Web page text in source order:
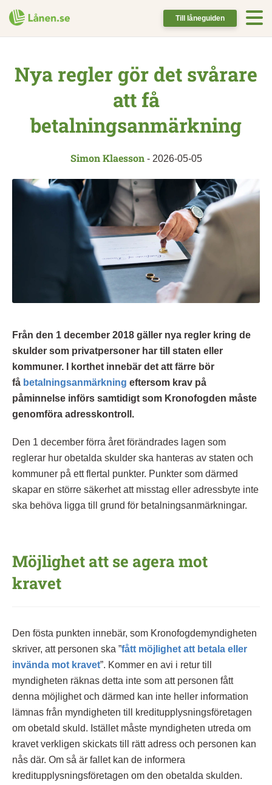
Till låneguiden
Nya regler gör det svårare
att få
betalningsanmärkning
Simon Klaesson- 2026-05-05
Från den 1 december 2018 gäller nya regler kring de
skulder som privatpersoner har till staten eller
kommuner. I korthet innebär det att färre bör
få betalningsanmärkning eftersom krav på
påminnelse införs samtidigt som Kronofogden måste
genomföra adresskontroll.
Den 1 december förra året förändrades lagen som
reglerar hur obetalda skulder ska hanteras av staten och
kommuner på ett flertal punkter. Punkter som därmed
skapar en större säkerhet att misstag eller adressbyte inte
ska behöva ligga till grund för betalningsanmärkningar.
Möjlighet att se agera mot
kravet
Den fösta punkten innebär, som Kronofogdemyndigheten
skriver, att personen ska ”fått möjlighet att betala eller
invända mot kravet”. Kommer en avi i retur till
myndigheten räknas detta inte som att personen fått
denna möjlighet och därmed kan inte heller information
lämnas från myndigheten till kreditupplysningsföretagen
om obetald skuld. Istället måste myndigheten utreda om
kravet verkligen skickats till rätt adress och personen kan
nås där. Om så är fallet kan de informera
kreditupplysningsföretagen om den obetalda skulden.